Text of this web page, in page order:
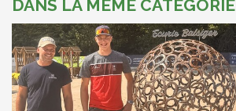
DANS LA MÊME CATÉGORIE